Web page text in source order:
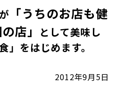
「うちのお店も健
店」
として美味し
」をはじめます。
2012年9月5日